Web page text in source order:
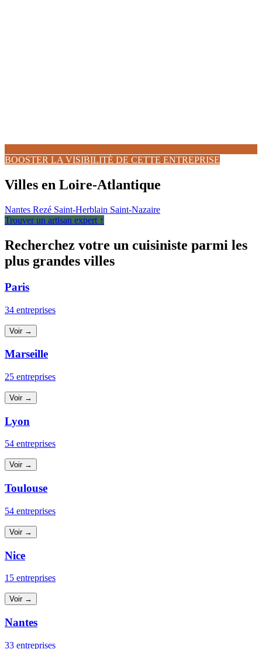
BOOSTER LA VISIBILITÉ DE CETTE ENTREPRISE
Villes en Loire-Atlantique
Nantes Rezé Saint-Herblain Saint-Nazaire
Trouver un artisan expert ↑
Recherchez votre un cuisiniste parmi les
plus grandes villes
Paris
34 entreprises
Voir →
Marseille
25 entreprises
Voir →
Lyon
54 entreprises
Voir →
Toulouse
54 entreprises
Voir →
Nice
15 entreprises
Voir →
Nantes
33 entreprises